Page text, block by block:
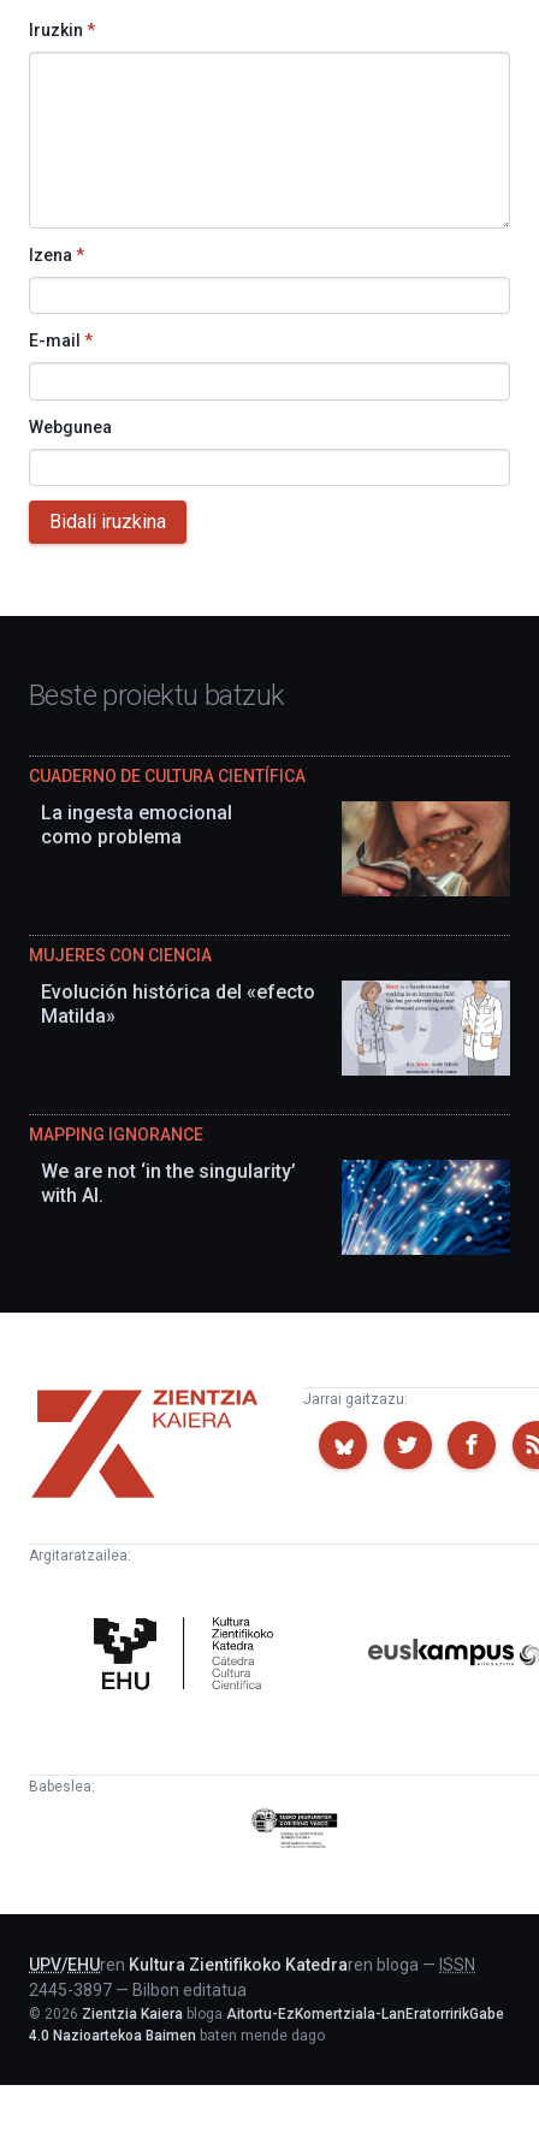
Iruzkin *
Izena *
E-mail *
Webgunea
Bidali iruzkina
Beste proiektu batzuk
CUADERNO DE CULTURA CIENTÍFICA
La ingesta emocional
como problema
MUJERES CON CIENCIA
Evolución histórica del «efecto
Matilda»
MAPPING IGNORANCE
We are not ‘in the singularity’
with AI.
Zientzia
Kaiera
Jarrai gaitzazu:
Argitaratzailea:
Zientifikoko
Katedra
Babeslea:
Eusko
Jaurlaritza
UPV/EHUren Kultura Zientifikoko Katedraren bloga — ISSN
2445-3897 — Bilbon editatua
© 2026 Zientzia Kaiera bloga Aitortu-EzKomertziala-LanEratorririkGabe
4.0 Nazioartekoa Baimen baten mende dago